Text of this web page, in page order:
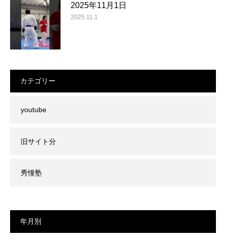
2025年11月1日
2025.11.1
カテゴリー
youtube
旧サイト分
秀憧塾
年月別